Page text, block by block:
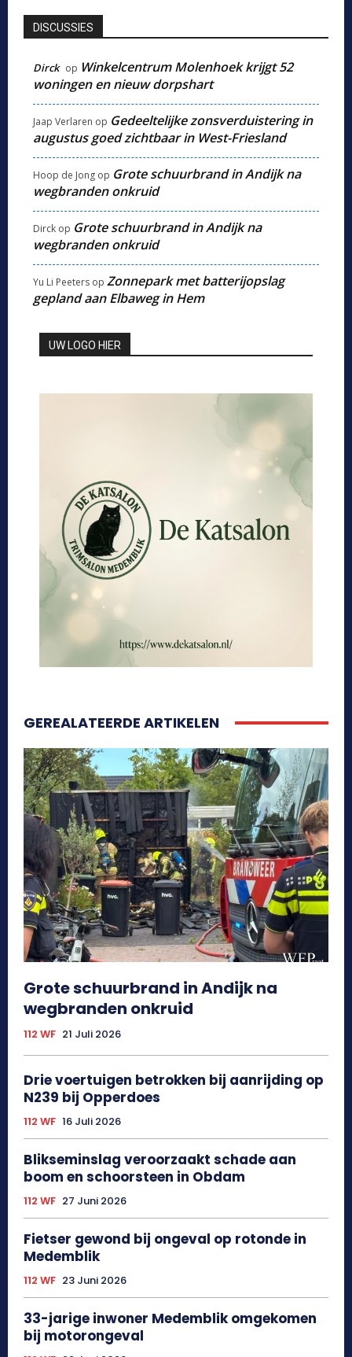
DISCUSSIES
Dirck op Winkelcentrum Molenhoek krijgt 52
woningen en nieuw dorpshart
Jaap Verlaren op Gedeeltelijke zonsverduistering in
augustus goed zichtbaar in West-Friesland
Hoop de Jong op Grote schuurbrand in Andijk na
wegbranden onkruid
Dirck op Grote schuurbrand in Andijk na
wegbranden onkruid
Yu Li Peeters op Zonnepark met batterijopslag
gepland aan Elbaweg in Hem
UW LOGO HIER
GEREALATEERDE ARTIKELEN
Grote schuurbrand in Andijk na
wegbranden onkruid
112 WF 21 Juli 2026
Drie voertuigen betrokken bij aanrijding op
N239 bij Opperdoes
112 WF 16 Juli 2026
Blikseminslag veroorzaakt schade aan
boom en schoorsteen in Obdam
112 WF 27 Juni 2026
Fietser gewond bij ongeval op rotonde in
Medemblik
112 WF 23 Juni 2026
33-jarige inwoner Medemblik omgekomen
bij motorongeval